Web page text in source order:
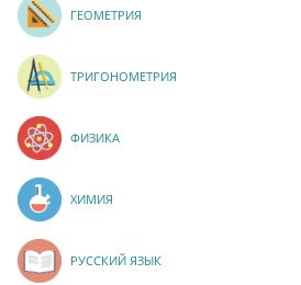
ГЕОМЕТРИЯ
ТРИГОНОМЕТРИЯ
ФИЗИКА
ХИМИЯ
РУССКИЙ ЯЗЫК